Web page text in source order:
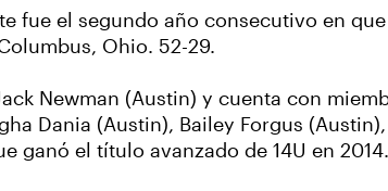
fue el segundo año consecutivo en
Ohio. 52-29.
Newman (Austin) y cuenta con
Dania (Austin), Bailey Forgus
ganó el título avanzado de 14U en 2014.